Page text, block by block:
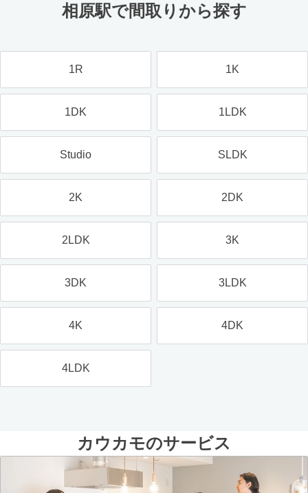
相原駅で間取りから探す
1R 1K
1DK 1LDK
Studio SLDK
2K 2DK
2LDK 3K
3DK 3LDK
4K 4DK
4LDK
カウカモのサービス